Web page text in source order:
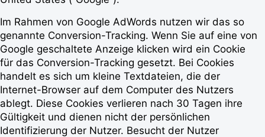
Im Rahmen von Google AdWords nutzen wir das so
genannte Conversion-Tracking. Wenn Sie auf eine von
Google geschaltete Anzeige klicken wird ein Cookie
für das Conversion-Tracking gesetzt. Bei Cookies
handelt es sich um kleine Textdateien, die der
Internet-Browser auf dem Computer des Nutzers
ablegt. Diese Cookies verlieren nach 30 Tagen ihre
Gültigkeit und dienen nicht der persönlichen
Identifizierung der Nutzer. Besucht der Nutzer